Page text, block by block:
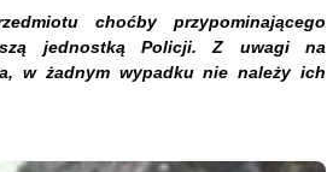
choćby przypominającego
jednostką Policji. Z uwagi na
w żadnym wypadku nie należy ich